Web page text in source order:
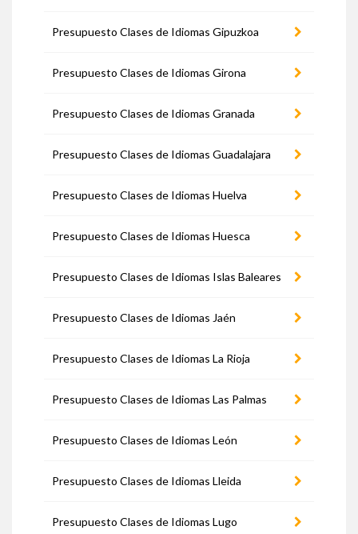
Presupuesto Clases de Idiomas Gipuzkoa
Presupuesto Clases de Idiomas Girona
Presupuesto Clases de Idiomas Granada
Presupuesto Clases de Idiomas Guadalajara
Presupuesto Clases de Idiomas Huelva
Presupuesto Clases de Idiomas Huesca
Presupuesto Clases de Idiomas Islas Baleares
Presupuesto Clases de Idiomas Jaén
Presupuesto Clases de Idiomas La Rioja
Presupuesto Clases de Idiomas Las Palmas
Presupuesto Clases de Idiomas León
Presupuesto Clases de Idiomas Lleida
Presupuesto Clases de Idiomas Lugo